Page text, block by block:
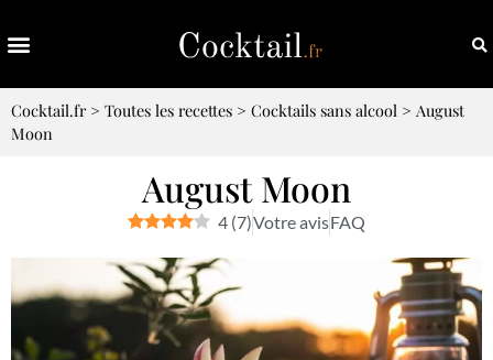
Cocktail.fr> Toutes les recettes > Cocktails sans alcool > August
Moon
August Moon
4 (7)Votre avisFAQ